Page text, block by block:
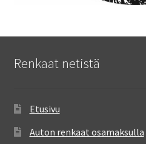
Renkaat netistä
Etusivu
Auton renkaat osamaksulla